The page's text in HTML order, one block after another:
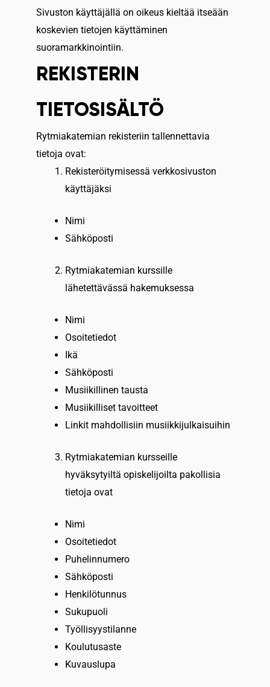
Sivuston käyttäjällä on oikeus kieltää itseään
koskevien tietojen käyttäminen
suoramarkkinointiin.
REKISTERIN
TIETOSISÄLTÖ
Rytmiakatemian rekisteriin tallennettavia
tietoja ovat:
Rekisteröitymisessä verkkosivuston
käyttäjäksi
Nimi
Sähköposti
Rytmiakatemian kurssille
lähetettävässä hakemuksessa
Nimi
Osoitetiedot
Ikä
Sähköposti
Musiikillinen tausta
Musiikilliset tavoitteet
Linkit mahdollisiin musiikkijulkaisuihin
Rytmiakatemian kursseille
hyväksytyiltä opiskelijoilta pakollisia
tietoja ovat
Nimi
Osoitetiedot
Puhelinnumero
Sähköposti
Henkilötunnus
Sukupuoli
Työllisyystilanne
Koulutusaste
Kuvauslupa